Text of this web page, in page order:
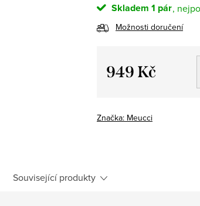
Skladem 1 pár
Možnosti doručení
949 Kč
Značka: Meucci
Související produkty